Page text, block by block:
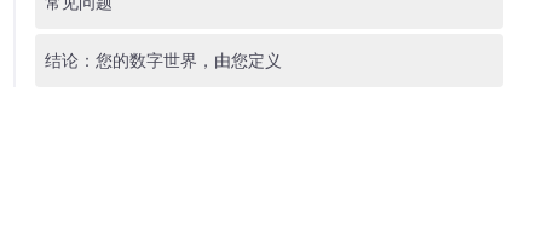
结论：您的数字世界，由您定义